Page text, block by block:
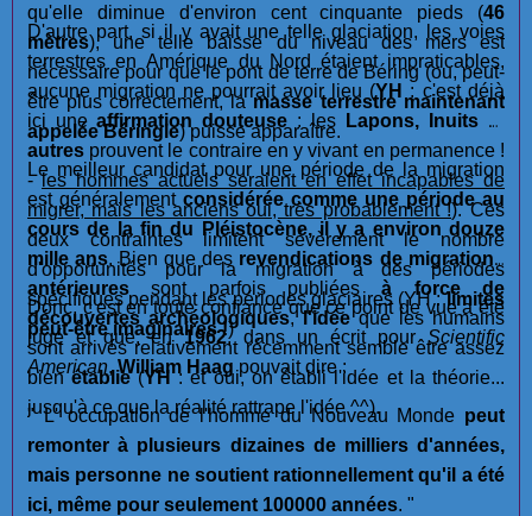
qu'elle diminue d'environ cent cinquante pieds (46
mètres), une telle baisse du niveau des mers est
nécessaire pour que le pont de terre de Béring (ou, peut-
être plus correctement, lamasse terrestre maintenant
appelée Béringie) puisse apparaître.
D'autre part, si il y avait une telle glaciation, les voies
terrestres en Amérique du Nord étaient impraticables,
aucune migration ne pourrait avoir lieu (YH : c'est déjà
ici une affirmation douteuse : les Lapons, Inuits et
autres prouvent le contraire en y vivant en permanence !
-les hommes actuels seraient en effet incapables de
migrer, mais les anciens oui, très probablement !). Ces
deux contraintes limitent sévèrement le nombre
d'opportunités pour la migration à des périodes
spécifiques pendant les périodes glaciaires (YH :limites
peut-être imaginaires !)
Le meilleur candidat pour une période de la migration
est généralement considérée comme une période au
cours de la fin du Pléistocène, il y a environ douze
mille ans. Bien que des revendications de migrations
antérieures sont parfois publiées à force de
découvertes archéologiques,l'idéeque les humains
sont arrivés relativement récemment semble être assez
bienétablie(YH: et oui, on établi l'idée et la théorie...
jusqu'à ce que la réalité rattrape l'idée ^^).
Donc, c'est en toute confiance que ce point de vue a été
jugé et que, en1962, dans un écrit pourScientific
American,William Haagpouvait dire :
" L' occupation de l'homme du Nouveau Monde peut
remonter à plusieurs dizaines de milliers d'années,
mais personne ne soutient rationnellement qu'il a été
ici, même pour seulement 100000 années. "